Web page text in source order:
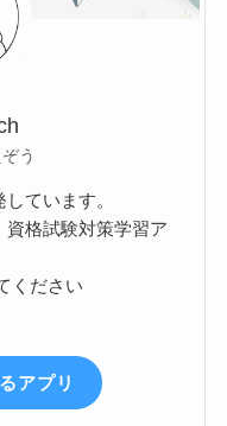
う
ています。
格試験対策学習ア
ください
アプリ